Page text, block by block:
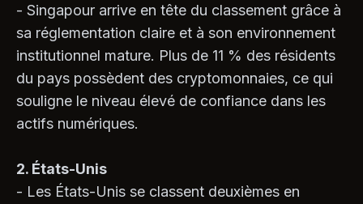
- Singapour arrive en tête du classement grâce à
sa réglementation claire et à son environnement
institutionnel mature. Plus de 11 % des résidents
du pays possèdent des cryptomonnaies, ce qui
souligne le niveau élevé de confiance dans les
actifs numériques.
2. États-Unis
- Les États-Unis se classent deuxièmes en